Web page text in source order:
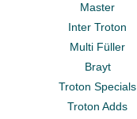
Master
Inter Troton
Multi Füller
Brayt
Troton Specials
Troton Adds